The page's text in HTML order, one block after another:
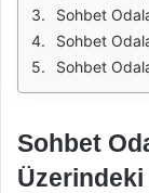
Sohbet
Sohbet
Sohbet
Sohbet
Üzerindeki